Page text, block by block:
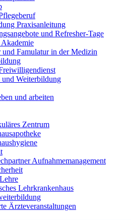
Praxisanleitung
und Refresher-Tage
Akademie
und Famulatur in der Medizin
Weiterbildung
und arbeiten
Zentrum
Aufnahmemanagement
Lehrkrankenhaus
Ärzteveranstaltungen